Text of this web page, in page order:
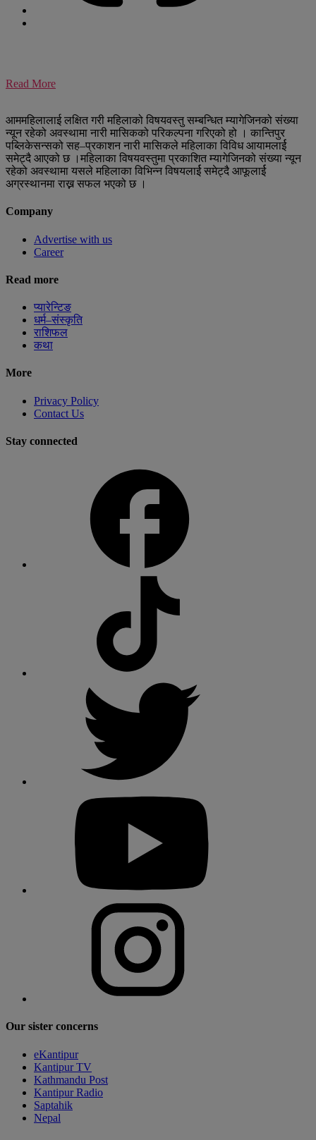
Read More
आममहिलालाई लक्षित गरी महिलाको विषयवस्तु सम्बन्धित म्यागेजिनको संख्या
न्यून रहेको अवस्थामा नारी मासिकको परिकल्पना गरिएको हो । कान्तिपुर
पब्लिकेसन्सको सह–प्रकाशन नारी मासिकले महिलाका विविध आयामलार्ई
समेट्दै आएको छ ।महिलाका विषयवस्तुमा प्रकाशित म्यागेजिनको संख्या न्यून
रहेको अवस्थामा यसले महिलाका विभिन्न विषयलार्ई समेट्दै आफूलार्ई
अग्रस्थानमा राख्न सफल भएको छ ।
Company
Advertise with us
Career
Read more
प्यारेन्टिङ
धर्म–संस्कृति
राशिफल
कथा
More
Privacy Policy
Contact Us
Stay connected
Our sister concerns
eKantipur
Kantipur TV
Kathmandu Post
Kantipur Radio
Saptahik
Nepal